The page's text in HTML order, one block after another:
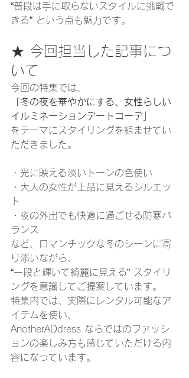
“普段は手に取らないスタイルに挑戦で
きる” という点も魅力です。
★ 今回担当した記事につ
いて
今回の特集では、
「冬の夜を華やかにする、女性らしい
イルミネーションデートコーデ」
をテーマにスタイリングを組ませてい
ただきました。
・光に映える淡いトーンの色使い
・大人の女性が上品に見えるシルエッ
ト
・夜の外出でも快適に過ごせる防寒バ
ランス
など、ロマンチックな冬のシーンに寄
り添いながら、
“一段と輝いて綺麗に見える” スタイリ
ングを意識してご提案しています。
特集内では、実際にレンタル可能なア
イテムを使い、
AnotherADdress ならではのファッシ
ョンの楽しみ方も感じていただける内
容になっています。